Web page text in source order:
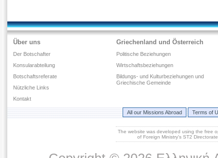
Über uns
Der Botschafter
Konsularabteilung
Botschaftsreferate
Νützliche Links
Kontakt
Griechenland und Österreich
Politische Beziehungen
Wirtschaftsbeziehungen
Bildungs- und Kulturbeziehungen und
Griechische Gemeinde
All our Missions Abroad Terms of
The website was developed using the free
of Foreign Ministry's ST2